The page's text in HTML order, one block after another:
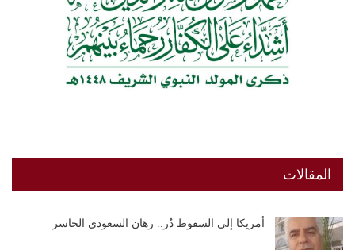
المقالات
أمريكا إلى السقوط دُر.. رهان السعودي الخاسر